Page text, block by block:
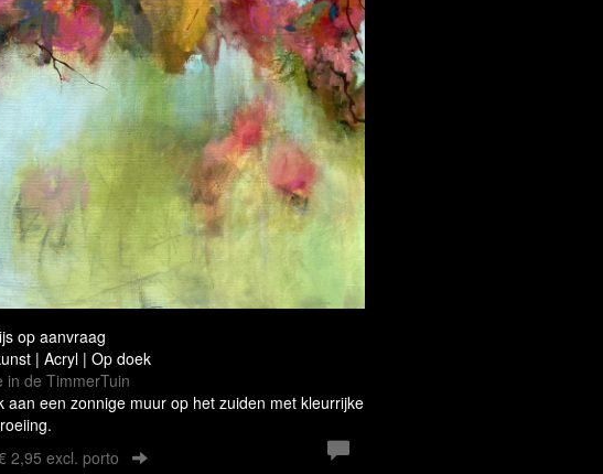
op aanvraag
| Acryl | Op doek
in de TimmerTuin
een zonnige muur op het zuiden met kleurrijke
2,95 excl. porto